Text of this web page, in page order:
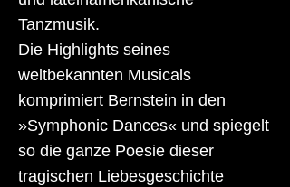
Tanzmusik.
Die Highlights seines
weltbekannten Musicals
komprimiert Bernstein in den
»Symphonic Dances« und spiegelt
so die ganze Poesie dieser
tragischen Liebesgeschichte